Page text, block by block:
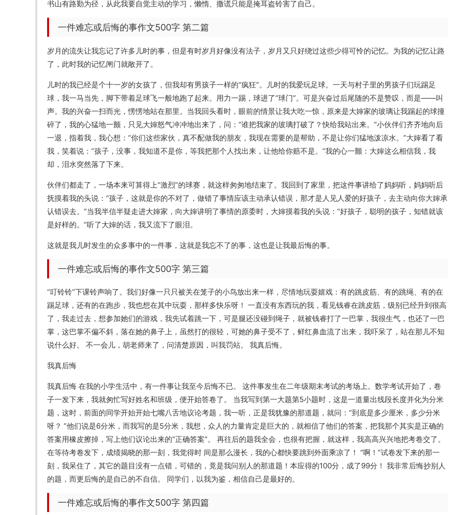
书山有路勤为径，从此我要自觉主动的学习，懒惰、撒谎只能是掩耳盗铃害了自己。
一件难忘或后悔的事作文500字 第二篇
岁月的流失让我忘记了许多儿时的事，但是有时岁月好像没有法子，岁月又只好绕过这些少得可怜的记忆。为我的记忆让路
了，此时我的记忆闸门就敞开了。
儿时的我已经是个十一岁的女孩了，但我却有男孩子一样的“疯狂”。儿时的我爱玩足球。一天与村子里的男孩子们玩踢足
球，我一马当先，脚下带着足球飞一般地跑了起来。用力一踢，球进了“球门”。可是兴奋过后尾随的不是赞叹，而是——叫
声。我的兴奋一扫而光，愣愣地站在那里。当我回头看时，眼前的情景让我大吃一惊，原来是大婶家的玻璃让我踢起的球撞
碎了，我的心猛地一颤，只见大婶怒气冲冲地出来了，问：“谁把我家的玻璃打破了？快给我站出来。”小伙伴们齐齐地向后
一退，指着我，我心想：“你们这些家伙，真不配做我的朋友，我现在需要的是帮助，不是让你们猛地泼凉水。”大婶看了看
我，笑着说：“孩子，没事，我知道不是你，等我把那个人找出来，让他给你赔不是。”我的心一颤：大婶这么相信我，我
却，泪水突然落了下来。
伙伴们都走了，一场本来可算得上“激烈”的球赛，就这样匆匆地结束了。我回到了家里，把这件事讲给了妈妈听，妈妈听后
抚摸着我的头说：“孩子，这就是你的不对了，做错了事情应该主动承认错误，那才是人见人爱的好孩子，去主动向你大婶承
认错误去。”当我半信半疑走进大婶家，向大婶讲明了事情的原委时，大婶摸着我的头说：“好孩子，聪明的孩子，知错就该
是好样的。”听了大婶的话，我又流下了眼泪。
这就是我儿时发生的众多事中的一件事，这就是我忘不了的事，这也是让我最后悔的事。
一件难忘或后悔的事作文500字 第三篇
“叮铃铃”下课铃声响了。我们好像一只只被关在笼子的小鸟放出来一样，尽情地玩耍嬉戏：有的跳皮筋、有的跳绳、有的在
踢足球，还有的在跑步，我也想在其中玩耍，那样多快乐呀！ 一直没有东西玩的我，看见钱睿在跳皮筋，级别已经升到很高
了，我走过去，想参加她们的游戏，我先试着跳一下，可是腿还没碰到绳子，就被钱睿打了一巴掌，我很生气，也还了一巴
掌，这巴掌不偏不斜，落在她的鼻子上，虽然打的很轻，可她的鼻子受不了，鲜红鼻血流了出来，我吓呆了，站在那儿不知
说什么好。 不一会儿，胡老师来了，问清楚原因，叫我罚站。 我真后悔。
我真后悔
我真后悔 在我的小学生活中，有一件事让我至今后悔不已。 这件事发生在二年级期末考试的考场上。数学考试开始了，卷
子一发下来，我就匆忙写好姓名和班级，便开始答卷了。 当我写到第一大题第5小题时，这是一道量出线段长度并化为分米
题，这时，前面的同学开始开始七嘴八舌地议论考题，我一听，正是我犹豫的那道题，就问：“到底是多少厘米，多少分米
呀？ ”他们说是6分米，而我写的是5分米，我想，众人的力量肯定是巨大的，就相信了他们的答案，把我那个其实是正确的
答案用橡皮擦掉，写上他们议论出来的“正确答案”。 再往后的题我全会，也很有把握，就这样，我高高兴兴地把考卷交了。
在等待考卷发下，成绩揭晓的那一刻，我觉得时 间是那么漫长，我的心都快要跳到外面乘凉了！ “啊！”试卷发下来的那一
刻，我呆住了，其它的题目没有一点错，可错的，竟是我问别人的那道题！本应得的100分，成了99分！ 我非常后悔抄别人
的题，而更后悔的是自己的不自信。 同学们，以我为鉴，相信自己是最好的。
一件难忘或后悔的事作文500字 第四篇